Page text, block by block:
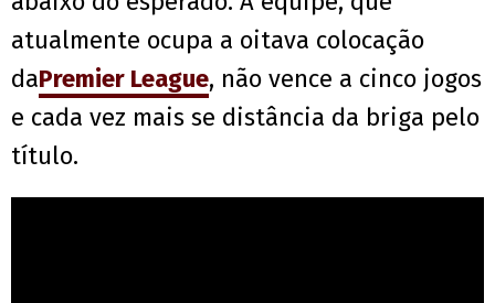
atualmente ocupa a oitava colocação
daPremier League, não vence a cinco jogos
e cada vez mais se distância da briga pelo
título.